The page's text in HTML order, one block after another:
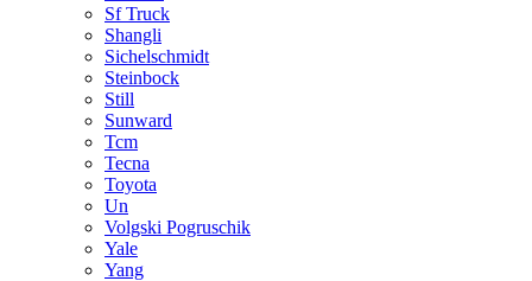
Sf Truck
Shangli
Sichelschmidt
Steinbock
Still
Sunward
Tcm
Tecna
Toyota
Un
Volgski Pogruschik
Yale
Yang